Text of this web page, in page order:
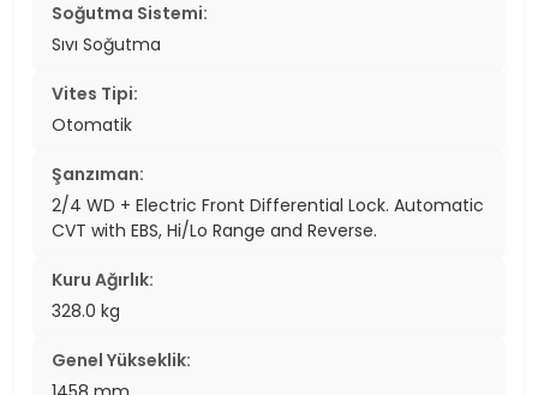
Soğutma Sistemi:
Sıvı Soğutma
Vites Tipi:
Otomatik
Şanzıman:
2/4 WD + Electric Front Differential Lock. Automatic
CVT with EBS, Hi/Lo Range and Reverse.
Kuru Ağırlık:
328.0 kg
Genel Yükseklik: